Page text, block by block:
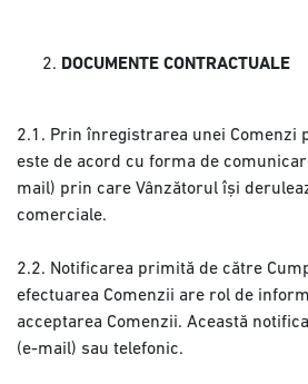
DOCUMENTE CONTRACTUALE
2.1. Prin înregistrarea unei Comenzi
este de acord cu forma de
mail) prin care Vânzătorul își
comerciale.
2.2. Notificarea primită de către
efectuarea Comenzii are rol de
acceptarea Comenzii. Această
(e-mail) sau telefonic.